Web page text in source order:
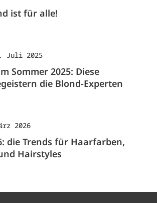
ist für alle!
Juli 2025
Sommer 2025: Diese
die Blond-Experten
2026
die Trends für Haarfarben,
Hairstyles